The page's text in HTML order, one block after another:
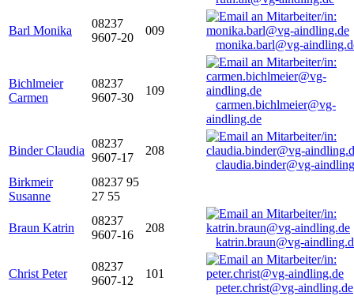
Barl Monika
08237
9607-20
009
monika.barl@vg-
Bichlmeier
Carmen
08237
9607-30
109
carmen.bichlmeier@vg-
aindling.de
Binder Claudia
08237
9607-17
208
claudia.binder@vg-
Birkmeir
Susanne
08237 95
27 55
Braun Katrin
08237
9607-16
208
katrin.braun@vg-
Christ Peter
08237
9607-12
101
peter.christ@vg-aindling.de